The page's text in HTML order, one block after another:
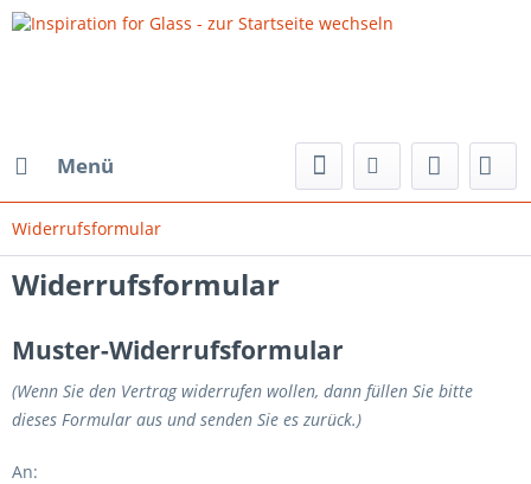
Menü
Widerrufsformular
Widerrufsformular
Muster-Widerrufsformular
(Wenn Sie den Vertrag widerrufen wollen, dann füllen Sie bitte
dieses Formular aus und senden Sie es zurück.)
An: